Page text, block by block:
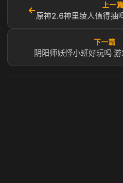
←
上一篇
原神2.6神里绫人值得抽
下一篇
阴阳师妖怪小班好玩吗